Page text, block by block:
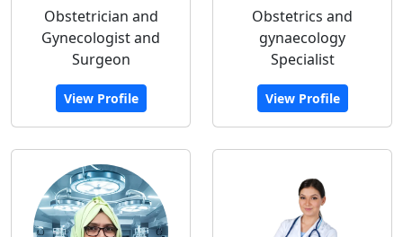
Obstetrician and
Gynecologist and
Surgeon
View Profile
Obstetrics and
gynaecology
Specialist
View Profile